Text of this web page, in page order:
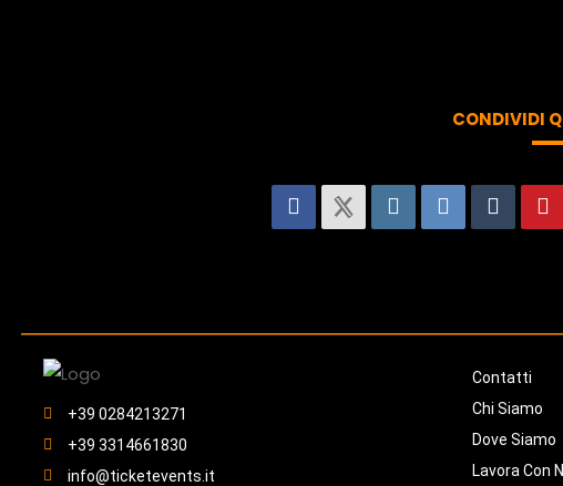
CONDIVIDI
+39 0284213271
+39 3314661830
info@ticketevents.it
Contatti
Chi Siamo
Dove Siamo
Lavora Con